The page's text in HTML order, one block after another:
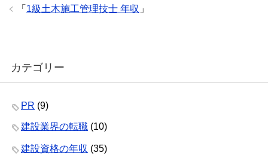
k
「 1級土木施工管理技士 年収 」
カテゴリー
PR (9)
建設業界の転職 (10)
建設資格の年収 (35)